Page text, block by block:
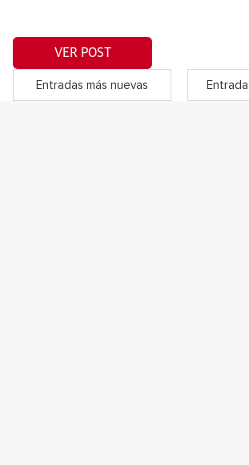
VER POST
Entradas más nuevas